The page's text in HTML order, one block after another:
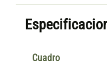
Cuadro